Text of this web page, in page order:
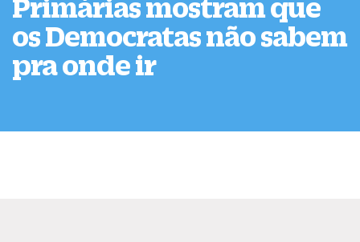
Primárias mostram que
os Democratas não sabem
pra onde ir